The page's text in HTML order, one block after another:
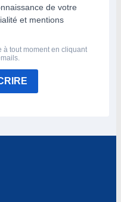
de votre
et mentions
à tout moment en cliquant